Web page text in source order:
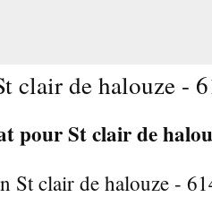
clair de halouze -
pour St clair de
St clair de halouze -